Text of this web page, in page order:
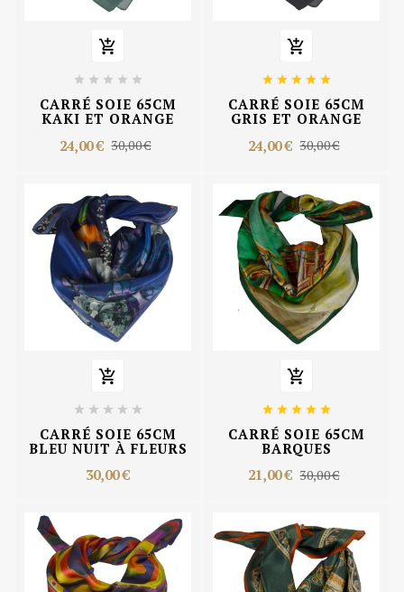

    
CARRÉ SOIE 65CM
KAKI ET ORANGE
24,00 € 30,00 €

    
CARRÉ SOIE 65CM
GRIS ET ORANGE
24,00 € 30,00 €

    
CARRÉ SOIE 65CM
BLEU NUIT À FLEURS
30,00 €

    
CARRÉ SOIE 65CM
BARQUES
21,00 € 30,00 €